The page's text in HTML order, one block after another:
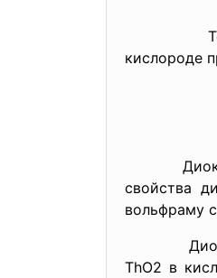
Торий,
кислороде
Диоксид
свойства
вольфраму
Диоксид
ThO2 в